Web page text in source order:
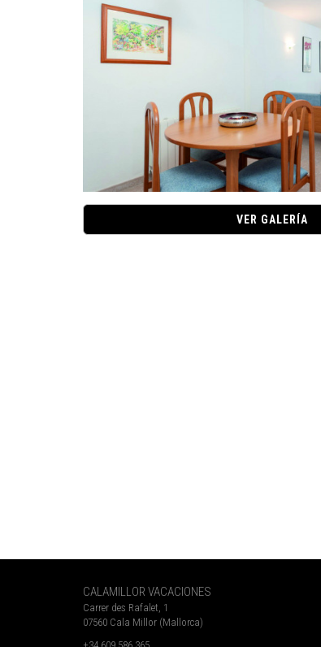
VER GALERÍA
CALAMILLOR VACACIONES
Carrer des Rafalet, 1
07560 Cala Millor (Mallorca)